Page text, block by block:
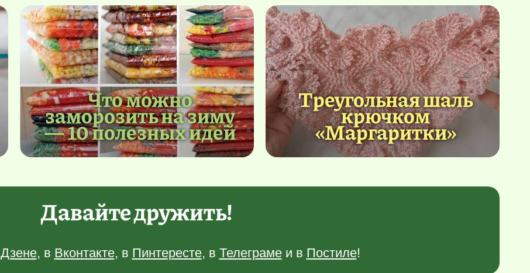
Что можно
заморозить на зиму
— 10 полезных идей
Треугольная шаль
крючком
«Маргаритки»
Давайте дружить!
Дзене, в Вконтакте, в Пинтересте, в Телеграмеи в Постиле!